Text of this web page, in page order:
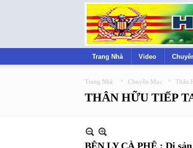
Trang Nhà Video
Trang Nhà › Chuyên Mục › Thân
THÂN HỮU TIẾP
BÊN LY CÀ PHÊ : Di